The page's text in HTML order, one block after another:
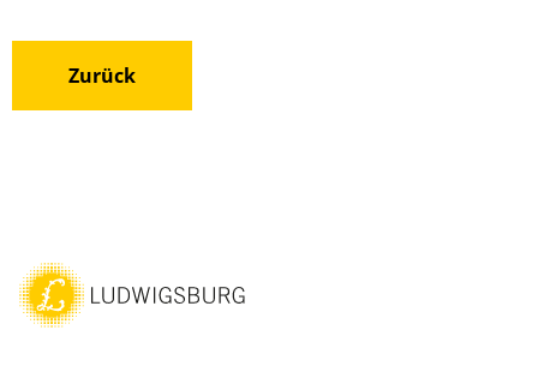
Zurück